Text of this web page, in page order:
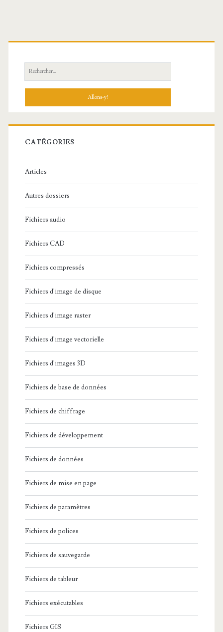
R
e
h
r
c
:
CATÉGORIES
Articles
Autres dossiers
Fichiers audio
Fichiers CAD
Fichiers compressés
Fichiers d'image de disque
Fichiers d'image raster
Fichiers d'image vectorielle
Fichiers d'images 3D
Fichiers de base de données
Fichiers de chiffrage
Fichiers de développement
Fichiers de données
Fichiers de mise en page
Fichiers de paramètres
Fichiers de polices
Fichiers de sauvegarde
Fichiers de tableur
Fichiers exécutables
Fichiers GIS